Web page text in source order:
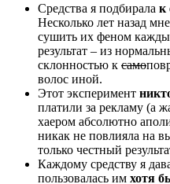
Средства я подбирала к
Несколько лет назад
сушить их феном
результат – из
склонностью к само
волос иной.
Этот эксперимент
платили за рекламу (а
хаером абсолютно
никак не повлияла на
только честный
Каждому средству я
пользовалась им хотя